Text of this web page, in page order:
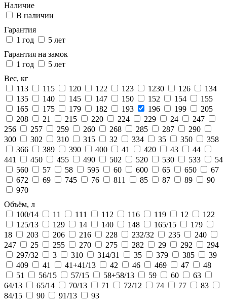
Наличие
В наличии
Гарантия
1 год
5 лет
Гарантия на замок
1 год
5 лет
Вес, кг
113
115 120 122 123 1230 126
134
135
140 145 147 150 152 154
155
165
175 179 182 193 196 199
205
208
21 215 220 224 229 24
247
256
257 259 260 268 285 287
290
300
302 310 315 32 334 35 350
358
366
389 390 400 41 420 43
44
441
450 455 490 502 520 530 533
54
560
57 58 595 60 600 65 650
67
672
69 745 76 811 85 87 89
90
970
Объём, л
100/14
11 111 112 116 119 12
122
125/13
129 14 140 148 165/15
179
18
203 206 216 228 232/32 235
240
247
25 255 270 275 282 29 292
294
297/32
3 310 314/31 35 379 385
39
409
41 41+41/13 42 46 469 47
48
51
56/15 57/15 58+58/13 59 60
63
64/13
65/14 70/13 71 72/12 74 77
83
84/15
90 91/13
93